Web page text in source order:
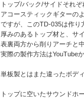
トップ/バック/サイドそれ
アコースティックギターの
ですが、このTD-035は作り
厚みのあるトップ材と、サ
表裏両方から削りアーチと
実際の製作方法はYouTube
単板製とはまた違ったボデ
トップに空いたサウンドホ